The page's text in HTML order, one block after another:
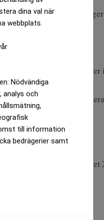
dina val när
webbplats.
Nödvändiga
analys och
till information
bedrägerier samt
sälja utsläppsrätter”,
och till och med bilbränder
”code red”-läge.
på Tesla'”, säger
under första halvåret